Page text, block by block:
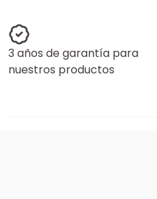
3 años de garantía para
nuestros productos